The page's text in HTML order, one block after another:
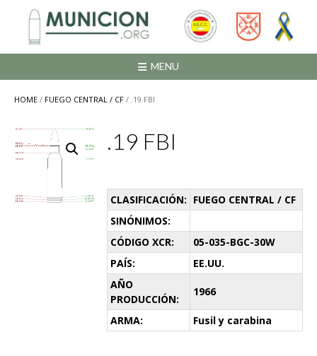
contenido
MENU
HOME / FUEGO CENTRAL / CF / .19 FBI
.19 FBI
CLASIFICACIÓN: FUEGO CENTRAL / CF
SINÓNIMOS:
CÓDIGO XCR:
05-035-BGC-30W
PAÍS:
EE.UU.
AÑO
PRODUCCIÓN:
1966
ARMA: Fusil y carabina